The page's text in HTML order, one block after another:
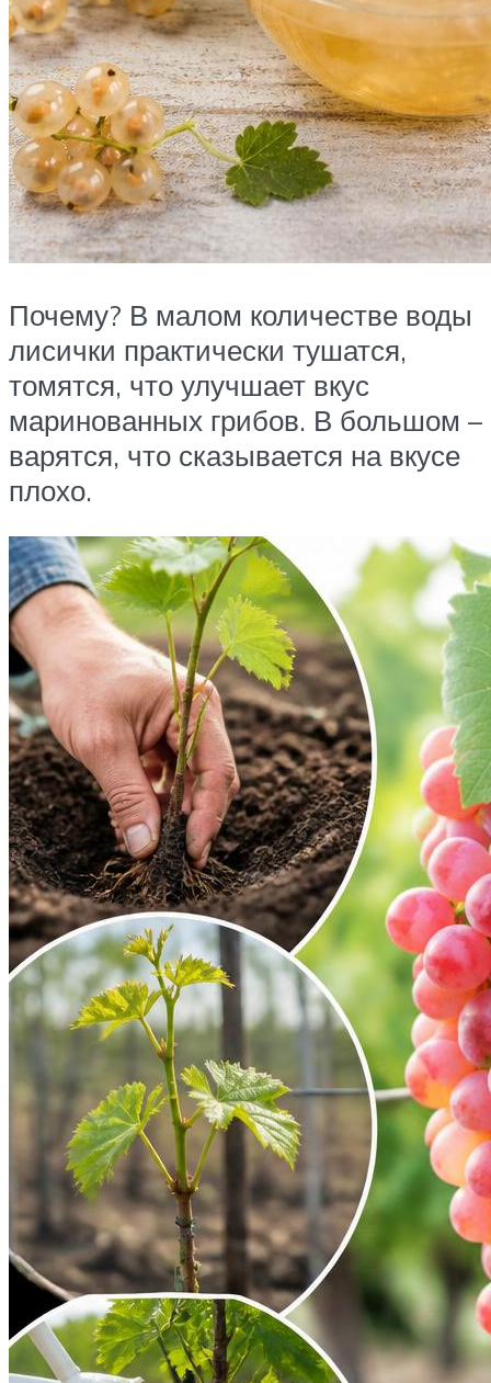
Почему? В малом количестве воды
лисички практически тушатся,
томятся, что улучшает вкус
маринованных грибов. В большом –
варятся, что сказывается на вкусе
плохо.